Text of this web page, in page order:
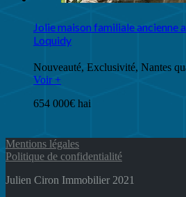
Jolie maison familiale ancienne
Loquidy
Nouveauté, Exclusivité, Nantes
Voir +
654 000€ hai
Mentions légales
Politique de confidentialité
Julien Ciron Immobilier 2021